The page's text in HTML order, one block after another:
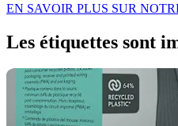
EN SAVOIR PLUS SUR
Les étiquettes sont